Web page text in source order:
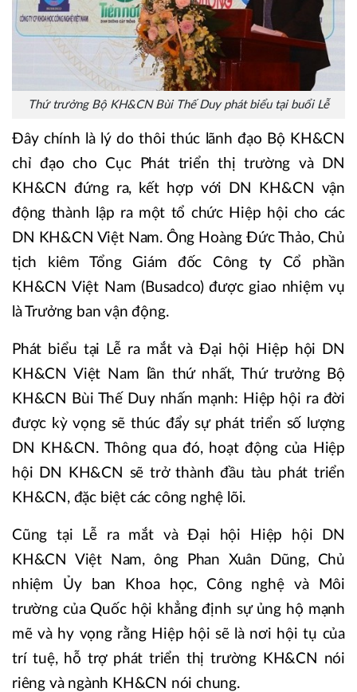
Thứ trưởng Bộ KH&CN Bùi Thế Duy phát biểu tại buổi Lễ
Đây chính là lý do thôi thúc lãnh đạo Bộ KH&CN
chỉ đạo cho Cục Phát triển thị trường và DN
KH&CN đứng ra, kết hợp với DN KH&CN vận
động thành lập ra một tổ chức Hiệp hội cho các
DN KH&CN Việt Nam. Ông Hoàng Đức Thảo, Chủ
tịch kiêm Tổng Giám đốc Công ty Cổ phần
KH&CN Việt Nam (Busadco) được giao nhiệm vụ
là Trưởng ban vận động.
Phát biểu tại Lễ ra mắt và Đại hội Hiệp hội DN
KH&CN Việt Nam lần thứ nhất, Thứ trưởng Bộ
KH&CN Bùi Thế Duy nhấn mạnh: Hiệp hội ra đời
được kỳ vọng sẽ thúc đẩy sự phát triển số lượng
DN KH&CN. Thông qua đó, hoạt động của Hiệp
hội DN KH&CN sẽ trở thành đầu tàu phát triển
KH&CN, đặc biệt các công nghệ lõi.
Cũng tại Lễ ra mắt và Đại hội Hiệp hội DN
KH&CN Việt Nam, ông Phan Xuân Dũng, Chủ
nhiệm Ủy ban Khoa học, Công nghệ và Môi
trường của Quốc hội khẳng định sự ủng hộ mạnh
mẽ và hy vọng rằng Hiệp hội sẽ là nơi hội tụ của
trí tuệ, hỗ trợ phát triển thị trường KH&CN nói
riêng và ngành KH&CN nói chung.